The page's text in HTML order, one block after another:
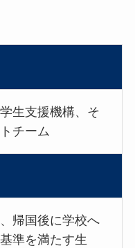
生支援機構、そ
チーム
帰国後に学校へ
準を満たす生